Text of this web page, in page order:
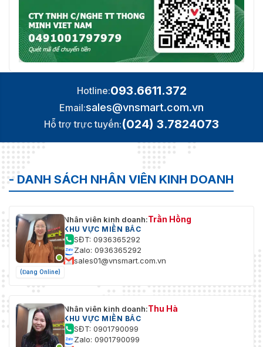
Hotline:093.6611.372
Email:sales@vnsmart.com.vn
Hỗ trợ trực tuyến:(024) 3.7824073
- DANH SÁCH NHÂN VIÊN KINH DOANH
(Đang Online)
Nhân viên kinh doanh:Trần Hồng
KHU VỰC MIỀN BẮC
SĐT: 0936365292
Zalo: 0936365292
sales01@vnsmart.com.vn
Nhân viên kinh doanh:Thu Hà
KHU VỰC MIỀN BẮC
SĐT: 0901790099
Zalo: 0901790099